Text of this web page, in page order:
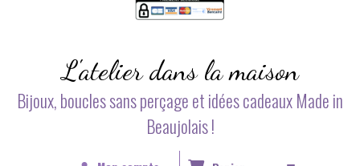
L'atelier dans la maison
Bijoux, boucles sans perçage et idées cadeaux Made in
Beaujolais !